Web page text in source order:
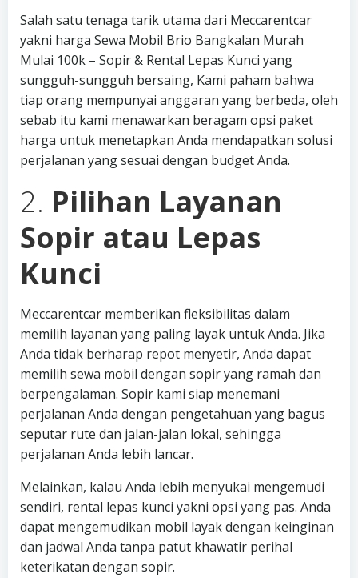
Salah satu tenaga tarik utama dari Meccarentcar
yakni harga Sewa Mobil Brio Bangkalan Murah
Mulai 100k – Sopir & Rental Lepas Kunci yang
sungguh-sungguh bersaing, Kami paham bahwa
tiap orang mempunyai anggaran yang berbeda, oleh
sebab itu kami menawarkan beragam opsi paket
harga untuk menetapkan Anda mendapatkan solusi
perjalanan yang sesuai dengan budget Anda.
2. Pilihan Layanan
Sopir atau Lepas
Kunci
Meccarentcar memberikan fleksibilitas dalam
memilih layanan yang paling layak untuk Anda. Jika
Anda tidak berharap repot menyetir, Anda dapat
memilih sewa mobil dengan sopir yang ramah dan
berpengalaman. Sopir kami siap menemani
perjalanan Anda dengan pengetahuan yang bagus
seputar rute dan jalan-jalan lokal, sehingga
perjalanan Anda lebih lancar.
Melainkan, kalau Anda lebih menyukai mengemudi
sendiri, rental lepas kunci yakni opsi yang pas. Anda
dapat mengemudikan mobil layak dengan keinginan
dan jadwal Anda tanpa patut khawatir perihal
keterikatan dengan sopir.